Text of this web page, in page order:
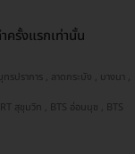
รั้งแรกเท่านั้น